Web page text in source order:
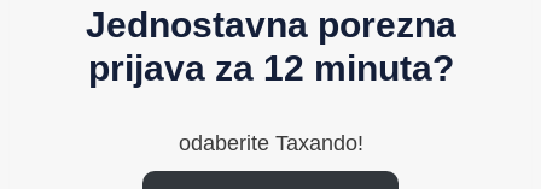
Jednostavna porezna
prijava za 12 minuta?
odaberite Taxando!